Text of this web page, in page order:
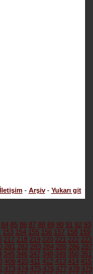
İletişim- Arşiv- Yukarı git
84 85 86 87 88 89 90 91 92 93
153 154 155 156 157 158 159
217 218 219 220 221 222 223
281 282 283 284 285 286 287
345 346 347 348 349 350 351
409 410 411 412 413 414 415
473 474 475 476 477 478 479